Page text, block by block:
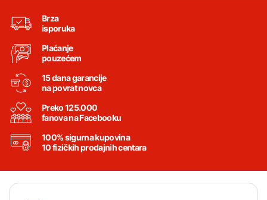
Brza
isporuka
Plaćanje
pouzećem
15 dana garancije
na povrat novca
Preko 125.000
fanova na Facebooku
100% sigurna kupovina
10 fizičkih prodajnih centara